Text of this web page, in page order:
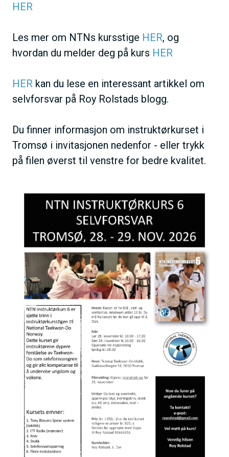
HER
Les mer om NTNs kursstige HER, og
hvordan du melder deg på kurs HER
HER kan du lese en interessant artikkel om
selvforsvar på Roy Rolstads blogg.
Du finner informasjon om instruktørkurset i
Tromsø i invitasjonen nedenfor - eller trykk
på filen øverst til venstre for bedre kvalitet.